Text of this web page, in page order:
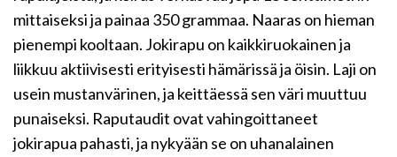
mittaiseksi ja painaa 350 grammaa. Naaras on hieman
pienempi kooltaan. Jokirapu on kaikkiruokainen ja
liikkuu aktiivisesti erityisesti hämärissä ja öisin. Laji on
usein mustanvärinen, ja keittäessä sen väri muuttuu
punaiseksi. Raputaudit ovat vahingoittaneet
jokirapua pahasti, ja nykyään se on uhanalainen